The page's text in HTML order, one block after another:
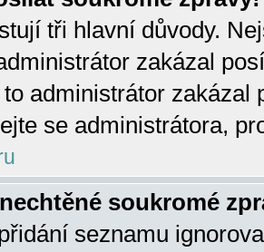
tři hlavní důvody.
zakázal
administrátor zakázal
se administrátora,
soukromé
seznamu